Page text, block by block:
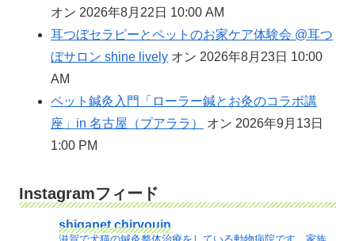
オン 2026年8月22日 10:00 AM
耳つぼセラピーとペットのお家ケア体験会 @耳つ
ぼサロン shine lively オン 2026年8月23日 10:00
AM
ペット鍼灸入門「ローラー鍼とお灸のコラボ講
座」in 名古屋（プアララ）
オン 2026年9月13日
1:00 PM
Instagramフィード
shigapet.chiryouin